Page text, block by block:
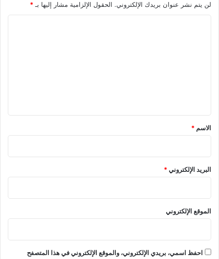
لن يتم نشر عنوان بريدك الإلكتروني. الحقول الإلزامية مشار إليها بـ *
*
الاسم *
البريد الإلكتروني*
الموقع الإلكتروني
احفظ اسمي، بريدي الإلكتروني، والموقع الإلكتروني في هذا المتصفح